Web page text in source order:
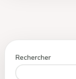
Rechercher